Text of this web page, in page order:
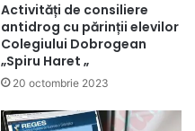
Activități de consiliere
antidrog cu părinții elevilor
Colegiului Dobrogean
„Spiru Haret „
20 octombrie 2023